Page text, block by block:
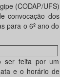
(CODAP/UFS)
convocação dos
para o 6º ano do
ser feita por um
e o horário de